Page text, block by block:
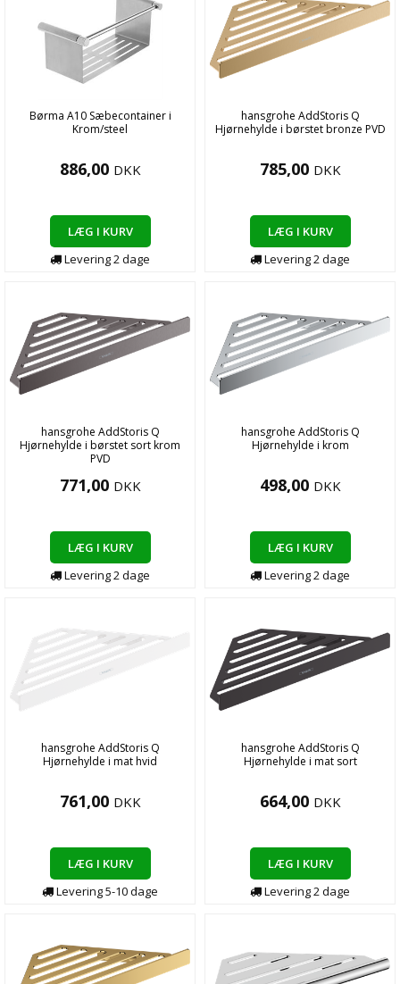
Børma A10 Sæbecontainer i
Krom/steel
886,00 DKK
LÆG I KURV
Levering2dage
hansgrohe AddStoris Q
Hjørnehylde i børstet bronze PVD
785,00 DKK
LÆG I KURV
Levering2dage
hansgrohe AddStoris Q
Hjørnehylde i børstet sort krom
PVD
771,00 DKK
LÆG I KURV
Levering2dage
hansgrohe AddStoris Q
Hjørnehylde i krom
498,00 DKK
LÆG I KURV
Levering2dage
hansgrohe AddStoris Q
Hjørnehylde i mat hvid
761,00 DKK
LÆG I KURV
Levering5-10dage
hansgrohe AddStoris Q
Hjørnehylde i mat sort
664,00 DKK
LÆG I KURV
Levering2dage